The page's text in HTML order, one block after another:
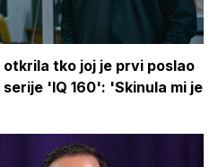
otkrila tko joj je prvi poslao
'IQ 160': 'Skinula mi je